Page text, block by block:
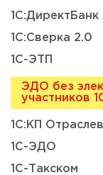
1С:ДиректБанк
1С:Сверка 2.0
1С-ЭТП
ЭДО без
участников
1С:КП
1С-ЭДО
1С-Такском